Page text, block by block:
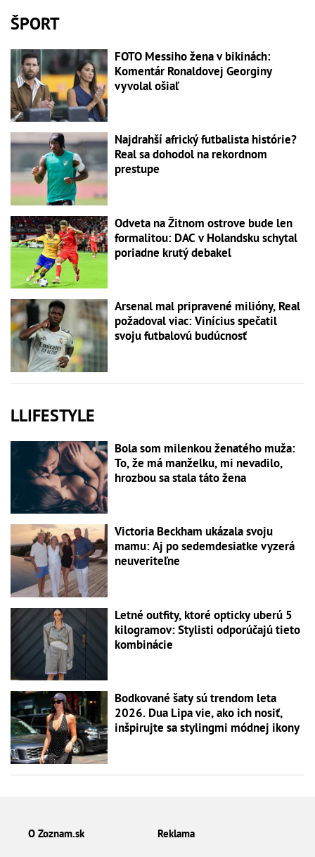
ŠPORT
FOTO Messiho žena v bikinách:
Komentár Ronaldovej Georginy
vyvolal ošiaľ
Najdrahší africký futbalista histórie?
Real sa dohodol na rekordnom
prestupe
Odveta na Žitnom ostrove bude len
formalitou: DAC v Holandsku schytal
poriadne krutý debakel
Arsenal mal pripravené milióny, Real
požadoval viac: Vinícius spečatil
svoju futbalovú budúcnosť
LLIFESTYLE
Bola som milenkou ženatého muža:
To, že má manželku, mi nevadilo,
hrozbou sa stala táto žena
Victoria Beckham ukázala svoju
mamu: Aj po sedemdesiatke vyzerá
neuveriteľne
Letné outfity, ktoré opticky uberú 5
kilogramov: Stylisti odporúčajú tieto
kombinácie
Bodkované šaty sú trendom leta
2026. Dua Lipa vie, ako ich nosiť,
inšpirujte sa stylingmi módnej ikony
O Zoznam.sk Reklama